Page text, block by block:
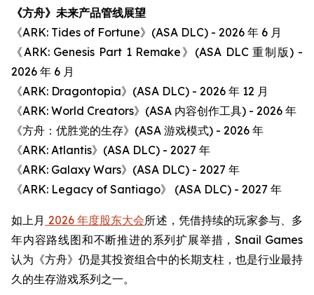
《方舟》未来产品管线展望
《ARK: Tides of Fortune》(ASA DLC) - 2026 年 6 月
《ARK: Genesis Part 1 Remake》(ASA DLC 重制版) -
2026 年 6 月
《ARK: Dragontopia》(ASA DLC) - 2026 年 12 月
《ARK: World Creators》(ASA 内容创作工具) - 2026 年
《方舟：优胜党的生存》(ASA 游戏模式) - 2026 年
《ARK: Atlantis》(ASA DLC) - 2027 年
《ARK: Galaxy Wars》(ASA DLC) - 2027 年
《ARK: Legacy of Santiago》 (ASA DLC) - 2027 年
如上月 2026 年度股东大会所述，凭借持续的玩家参与、多
年内容路线图和不断推进的系列扩展举措，Snail Games
认为《方舟》仍是其投资组合中的长期支柱，也是行业最持
久的生存游戏系列之一。